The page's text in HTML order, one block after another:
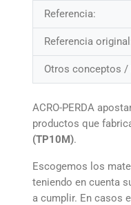
Referencia:
Referencia
Otros conceptos /
ACRO-PERDA
productos que
(TP10M).
Escogemos los
teniendo en cuenta
a cumplir. En casos